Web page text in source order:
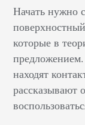
Начать нужно
которые в
находят
рассказывают